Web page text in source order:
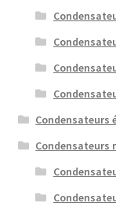
Condensateurs
Condensateurs